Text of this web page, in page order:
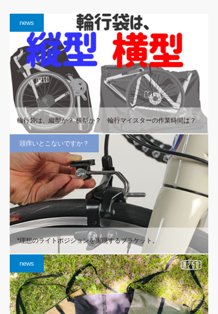
news
輪行袋は、縦型か？ 横型か？ 輪行マイスターの作業時間は？
頭痒いとこないですか？
*理想のライトポジションを実現するブラケット。
news